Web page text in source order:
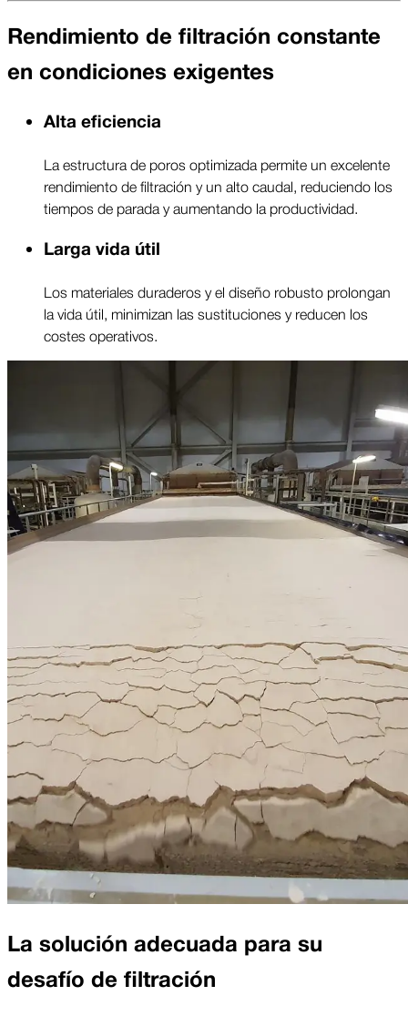
Rendimiento de filtración constante
en condiciones exigentes
Alta eficiencia
La estructura de poros optimizada permite un excelente
rendimiento de filtración y un alto caudal, reduciendo los
tiempos de parada y aumentando la productividad.
Larga vida útil
Los materiales duraderos y el diseño robusto prolongan
la vida útil, minimizan las sustituciones y reducen los
costes operativos.
La solución adecuada para su
desafío de filtración